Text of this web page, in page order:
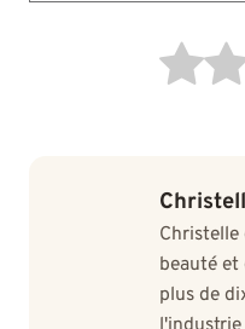
Christelle
beauté et
plus de